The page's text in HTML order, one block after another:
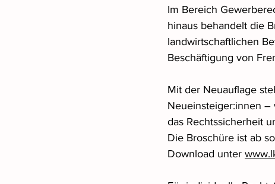
Im Bereich
hinaus behandelt die
landwirtschaftlichen
Beschäftigung von
Mit der Neuauflage
Neueinsteiger:innen –
das Rechtssicherheit
Die Broschüre ist ab
Download unter